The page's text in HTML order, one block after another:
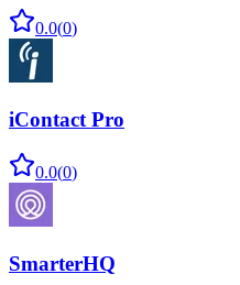
0.0(0)
iContact Pro
0.0(0)
SmarterHQ